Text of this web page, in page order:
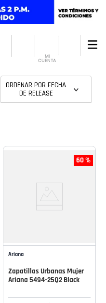
MI
CUENTA
ORDENAR POR FECHA
DE RELEASE
60 %
Ariana
Zapatillas Urbanas Mujer
Ariana 5494-25Q2 Black